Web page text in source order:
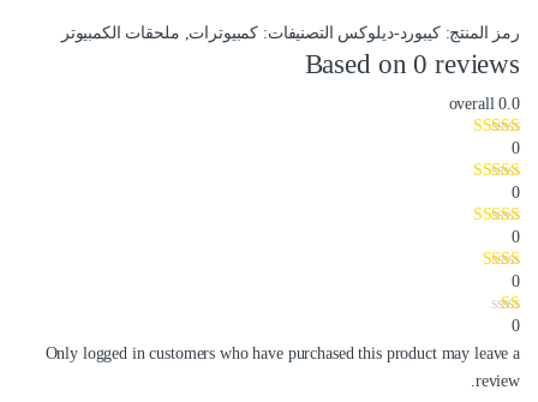
رمز المنتج:كيبورد-ديلوكس التصنيفات: كمبيوترات, ملحقات الكمبيوتر
Based on 0 reviews
0.0
overall
0
0
0
0
0
Only logged in customers who have purchased this product may leave a
review.